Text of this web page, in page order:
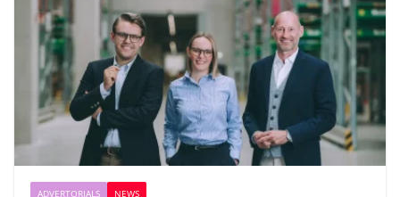
ADVERTORIALS NEWS